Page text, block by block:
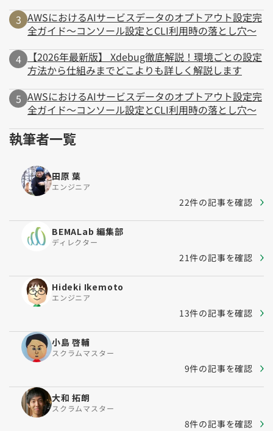
AWSにおけるAIサービスデータのオプトアウト設定完
全ガイド～コンソール設定とCLI利用時の落とし穴～
【2026年最新版】 Xdebug徹底解説！環境ごとの設定
方法から仕組みまでどこよりも詳しく解説します
AWSにおけるAIサービスデータのオプトアウト設定完
全ガイド～コンソール設定とCLI利用時の落とし穴～
執筆者一覧
田原 葉
エンジニア
22件の記事を確認
BEMALab 編集部
ディレクター
21件の記事を確認
Hideki Ikemoto
エンジニア
13件の記事を確認
小島 啓輔
スクラムマスター
9件の記事を確認
大和 拓朗
スクラムマスター
8件の記事を確認